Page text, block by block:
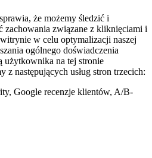
że możemy śledzić i
zachowania związane z kliknięciami i
w celu optymalizacji naszej
ogólnego doświadczenia
użytkownika na tej stronie
z następujących usług stron trzecich:
Google recenzje klientów, A/B-